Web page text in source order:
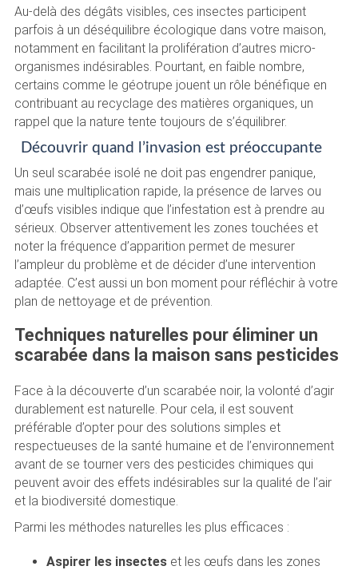
Au-delà des dégâts visibles, ces insectes participent
parfois à un déséquilibre écologique dans votre maison,
notamment en facilitant la prolifération d’autres micro-
organismes indésirables. Pourtant, en faible nombre,
certains comme le géotrupe jouent un rôle bénéfique en
contribuant au recyclage des matières organiques, un
rappel que la nature tente toujours de s’équilibrer.
Découvrir quand l’invasion est préoccupante
Un seul scarabée isolé ne doit pas engendrer panique,
mais une multiplication rapide, la présence de larves ou
d’œufs visibles indique que l’infestation est à prendre au
sérieux. Observer attentivement les zones touchées et
noter la fréquence d’apparition permet de mesurer
l’ampleur du problème et de décider d’une intervention
adaptée. C’est aussi un bon moment pour réfléchir à votre
plan de nettoyage et de prévention.
Techniques naturelles pour éliminer un
scarabée dans la maison sans pesticides
Face à la découverte d’un scarabée noir, la volonté d’agir
durablement est naturelle. Pour cela, il est souvent
préférable d’opter pour des solutions simples et
respectueuses de la santé humaine et de l’environnement
avant de se tourner vers des pesticides chimiques qui
peuvent avoir des effets indésirables sur la qualité de l’air
et la biodiversité domestique.
Parmi les méthodes naturelles les plus efficaces :
Aspirer les insecteset les œufs dans les zones